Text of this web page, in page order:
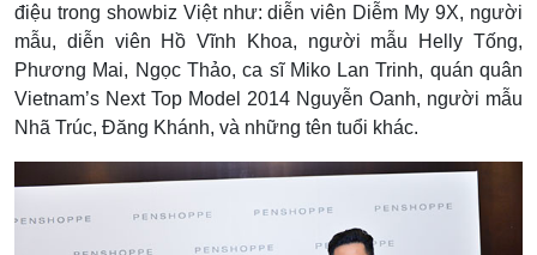
điệu trong showbiz Việt như: diễn viên Diễm My 9X, người
mẫu, diễn viên Hồ Vĩnh Khoa, người mẫu Helly Tống,
Phương Mai, Ngọc Thảo, ca sĩ Miko Lan Trinh, quán quân
Vietnam’s Next Top Model 2014 Nguyễn Oanh, người mẫu
Nhã Trúc, Đăng Khánh, và những tên tuổi khác.